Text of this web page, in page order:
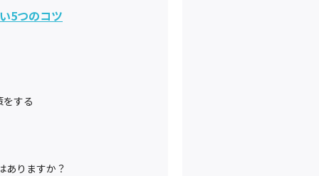
5つのコツ
する
ありますか？